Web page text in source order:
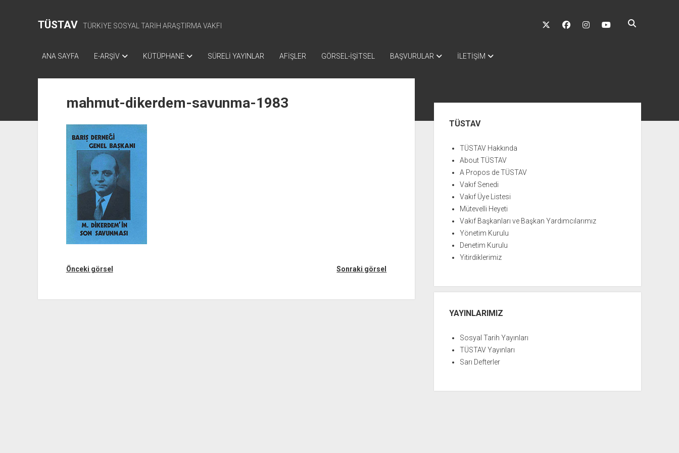
TÜSTAV TÜRKİYE SOSYAL TARİH ARAŞTIRMA VAKFI
twitter facebookinstagramyoutube
ANA SAYFA E-ARŞİV KÜTÜPHANE SÜRELİ YAYINLAR AFİŞLER GÖRSEL-İŞİTSEL BAŞVURULAR İLETİŞİM
mahmut-dikerdem-savunma-1983
Önceki görsel Sonraki görsel
MenüTÜSTAV
TÜSTAV Hakkında
About TÜSTAV
A Propos de TÜSTAV
Vakıf Senedi
Vakıf Üye Listesi
Mütevelli Heyeti
Vakıf Başkanları ve Başkan Yardımcılarımız
Yönetim Kurulu
Denetim Kurulu
Yitirdiklerimiz
YAYINLARIMIZ
Sosyal Tarih Yayınları
TÜSTAV Yayınları
Sarı Defterler